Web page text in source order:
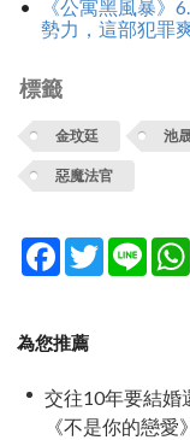
《公寓黑風暴》
勢力，這部犯罪
標籤
金玟廷 池
惡魔法官
Facebook
TwitterLine
為您推薦
交往10年要結婚
《不是你的戀